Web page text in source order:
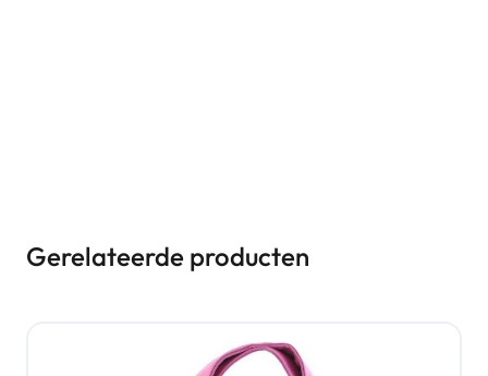
Gerelateerde producten